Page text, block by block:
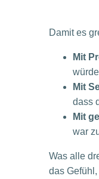
Damit es
Mit
Mit
dass
Mit
war
Was alle
das